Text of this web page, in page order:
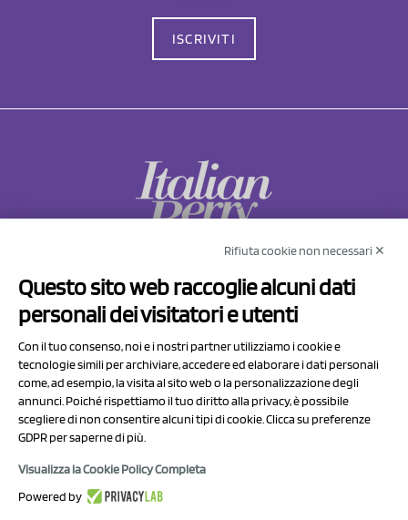
ISCRIVITI
Via Prov.le Sassuolo Vignola 315/1
41057 Spilamberto (MO)
P.I/C.F. 01041460369
REA: MO 208553
Capitale sociale Euro 50.000,00 i.v.
Rifiuta cookie non necessari ✕
Questo sito web raccoglie alcuni dati
personali dei visitatori e utenti
Con il tuo consenso, noi e i nostri partner utilizziamo i cookie e
tecnologie simili per archiviare, accedere ed elaborare i dati personali
come, ad esempio, la visita al sito web o la personalizzazione degli
annunci. Poiché rispettiamo il tuo diritto alla privacy, è possibile
scegliere di non consentire alcuni tipi di cookie. Clicca su preferenze
GDPR per saperne di più.
Visualizza la Cookie Policy Completa
Powered by